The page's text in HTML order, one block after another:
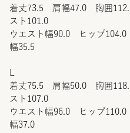
着丈73.5 肩幅47.0 胸囲
スト101.0
ウエスト幅90.0 ヒップ
幅35.5
着丈75.5 肩幅50.0 胸囲
スト107.0
ウエスト幅96.0 ヒップ
幅37.0